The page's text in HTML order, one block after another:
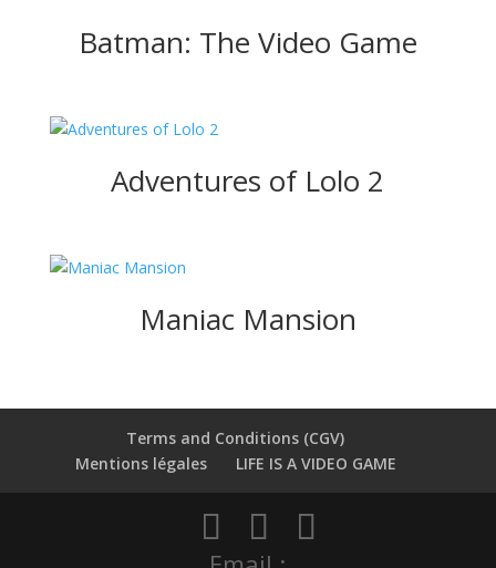
Batman: The Video Game
Adventures of Lolo 2
Maniac Mansion
Terms and Conditions (CGV)
Mentions légales
LIFE IS A VIDEO GAME